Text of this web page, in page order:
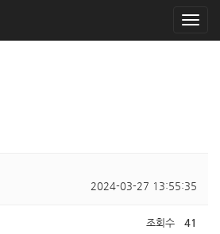
2024-03-27 13:55:35
조회수 41